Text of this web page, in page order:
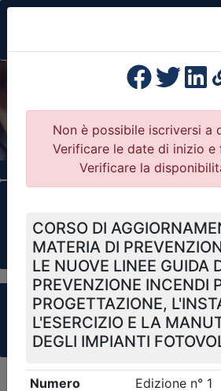
Previous
Il portale della formazione
Collegi
Clicca qui - espandi la
eventi
Criteri di ricerca applicati: